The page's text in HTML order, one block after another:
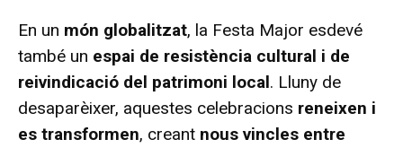
En un món globalitzat, la Festa Major esdevé
també un espai de resistència cultural i de
reivindicació del patrimoni local. Lluny de
desaparèixer, aquestes celebracions reneixen i
es transformen, creant nous vincles entre